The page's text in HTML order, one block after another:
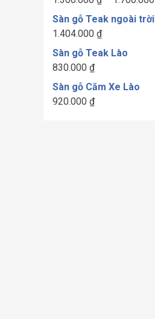
Sàn gỗ Teak ngoài trời
1.404.000 ₫
Sàn gỗ Teak Lào
830.000 ₫
Sàn gỗ Căm Xe Lào
920.000 ₫